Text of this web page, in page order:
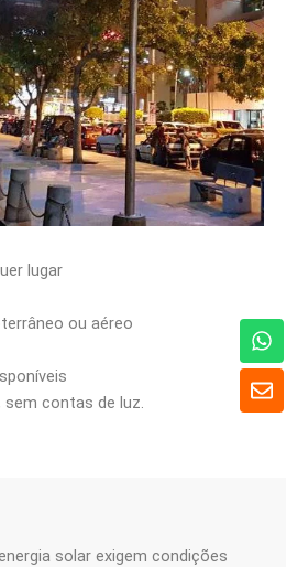
lugar
ou aéreo
contas de luz.
solar exigem condições
E
n
W
h
a
t
s